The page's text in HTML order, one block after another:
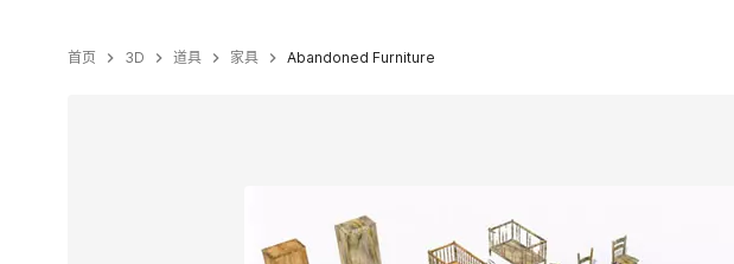
首页 3D 道具 家具 Abandoned Furniture